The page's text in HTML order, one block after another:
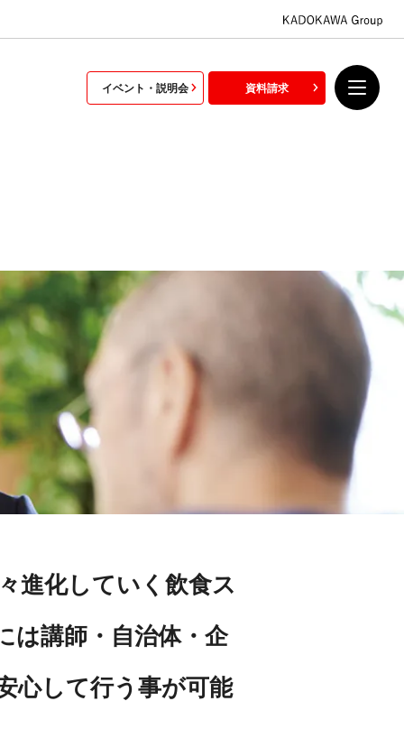
イベント・説明会 資料請求
進化していく飲食ス
は講師・自治体・企
心して行う事が可能